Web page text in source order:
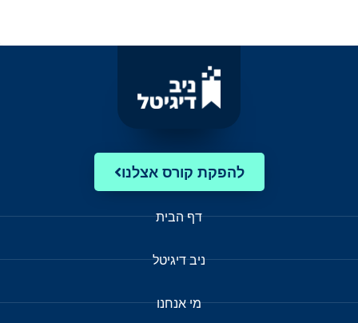
להפקת קורס אצלנו
דף הבית
ניב דיגיטל
מי אנחנו